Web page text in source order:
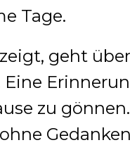
Tage.
geht
zu